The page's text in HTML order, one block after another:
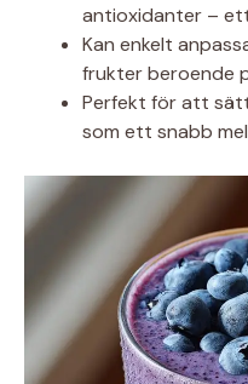
antioxidanter –
Kan enkelt
frukter beroende
Perfekt för att
som ett snabb